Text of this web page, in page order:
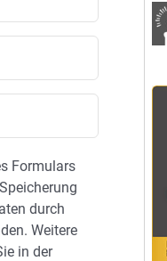
Formulars
durch
Weitere
in der